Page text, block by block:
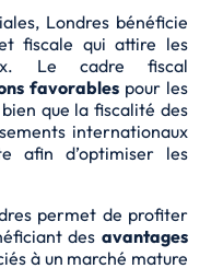
Londres bénéficie
fiscale qui attire les
Le cadre fiscal
favorables pour les
que la fiscalité des
internationaux
afin d’optimiser les
permet de profiter
des avantages
à un marché mature